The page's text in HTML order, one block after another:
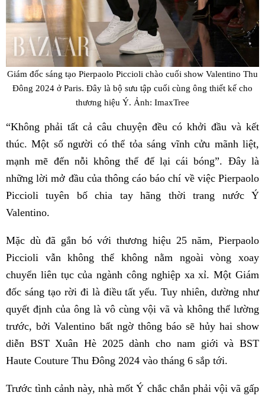
Giám đốc sáng tạo Pierpaolo Piccioli chào cuối show Valentino Thu
Đông 2024 ở Paris. Đây là bộ sưu tập cuối cùng ông thiết kế cho
thương hiệu Ý. Ảnh: ImaxTree
“Không phải tất cả câu chuyện đều có khởi đầu và kết
thúc. Một số người có thể tỏa sáng vĩnh cửu mãnh liệt,
mạnh mẽ đến nỗi không thể để lại cái bóng”. Đây là
những lời mở đầu của thông cáo báo chí về việc Pierpaolo
Piccioli tuyên bố chia tay hãng thời trang nước Ý
Valentino.
Mặc dù đã gắn bó với thương hiệu 25 năm, Pierpaolo
Piccioli vẫn không thể không nằm ngoài vòng xoay
chuyển liên tục của ngành công nghiệp xa xỉ. Một Giám
đốc sáng tạo rời đi là điều tất yếu. Tuy nhiên, dường như
quyết định của ông là vô cùng vội vã và không thể lường
trước, bởi Valentino bất ngờ thông báo sẽ hủy hai show
diễn BST Xuân Hè 2025 dành cho nam giới và BST
Haute Couture Thu Đông 2024 vào tháng 6 sắp tới.
Trước tình cảnh này, nhà mốt Ý chắc chắn phải vội vã gấp